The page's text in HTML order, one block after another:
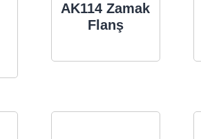
AK114 Zamak
Flanş